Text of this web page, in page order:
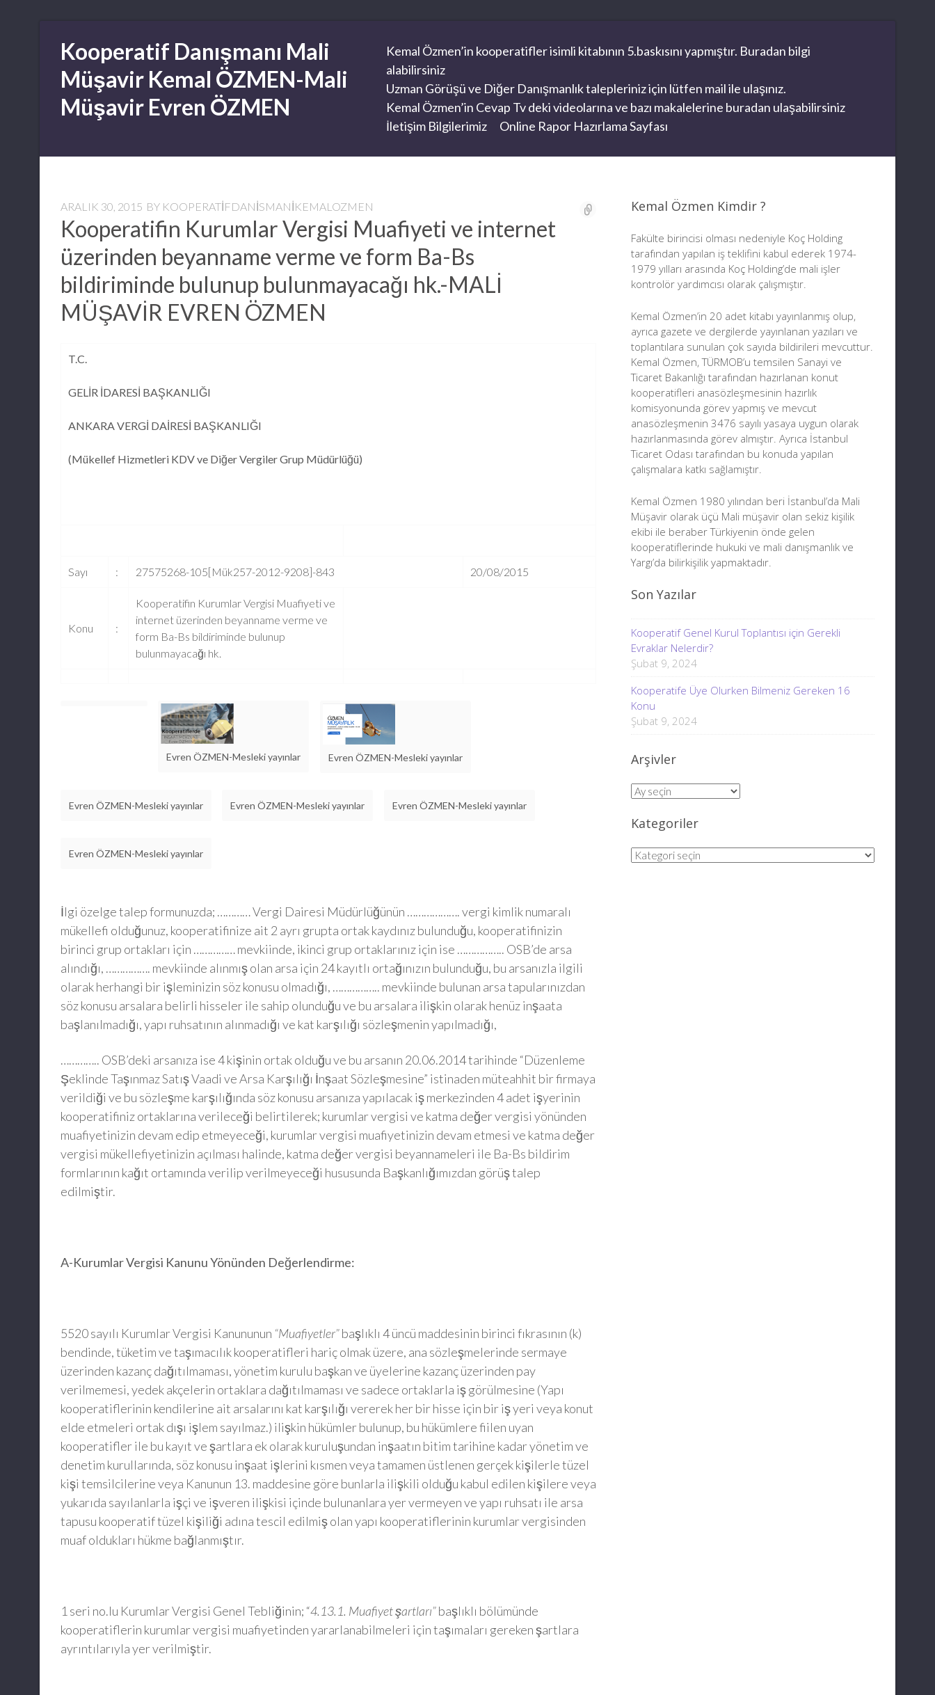
contentKooperatif Danışmanı Mali
Müşavir Kemal ÖZMEN-Mali
Müşavir Evren ÖZMEN
Kemal Özmen’in kooperatifler isimli kitabının 5.baskısını yapmıştır. Buradan bilgi
alabilirsiniz
Uzman Görüşü ve Diğer Danışmanlık talepleriniz için lütfen mail ile ulaşınız.
Kemal Özmen’in Cevap Tv deki videolarına ve bazı makalelerine buradan ulaşabilirsiniz
İletişim Bilgilerimiz
Online Rapor Hazırlama Sayfası
ARALIK 30, 2015 BY KOOPERATIFDANISMANIKEMALOZMEN
Kooperatifin Kurumlar Vergisi Muafiyeti ve internet
üzerinden beyanname verme ve form Ba-Bs
bildiriminde bulunup bulunmayacağı hk.-MALİ
MÜŞAVİR EVREN ÖZMEN
T.C.
GELİR İDARESİ BAŞKANLIĞI
ANKARA VERGİ DAİRESİ BAŞKANLIĞI
(Mükellef Hizmetleri KDV ve Diğer Vergiler Grup Müdürlüğü)
Sayı : 27575268-105[Mük257-2012-9208]-843 20/08/2015
Konu :
Kooperatifin Kurumlar Vergisi Muafiyeti ve
internet üzerinden beyanname verme ve
form Ba-Bs bildiriminde bulunup
bulunmayacağı hk.
Evren ÖZMEN-Mesleki yayınlar Evren ÖZMEN-Mesleki yayınlar
Evren ÖZMEN-Mesleki yayınlar Evren ÖZMEN-Mesleki yayınlar Evren ÖZMEN-Mesleki yayınlar
Evren ÖZMEN-Mesleki yayınlar
İlgi özelge talep formunuzda; ………… Vergi Dairesi Müdürlüğünün ………………. vergi kimlik numaralı
mükellefi olduğunuz, kooperatifinize ait 2 ayrı grupta ortak kaydınız bulunduğu, kooperatifinizin
birinci grup ortakları için …………… mevkiinde, ikinci grup ortaklarınız için ise …………….. OSB’de arsa
alındığı, ……………. mevkiinde alınmış olan arsa için 24 kayıtlı ortağınızın bulunduğu, bu arsanızla ilgili
olarak herhangi bir işleminizin söz konusu olmadığı, …………….. mevkiinde bulunan arsa tapularınızdan
söz konusu arsalara belirli hisseler ile sahip olunduğu ve bu arsalara ilişkin olarak henüz inşaata
başlanılmadığı, yapı ruhsatının alınmadığı ve kat karşılığı sözleşmenin yapılmadığı,
………….. OSB’deki arsanıza ise 4 kişinin ortak olduğu ve bu arsanın 20.06.2014 tarihinde “Düzenleme
Şeklinde Taşınmaz Satış Vaadi ve Arsa Karşılığı İnşaat Sözleşmesine” istinaden müteahhit bir firmaya
verildiği ve bu sözleşme karşılığında söz konusu arsanıza yapılacak iş merkezinden 4 adet işyerinin
kooperatifiniz ortaklarına verileceği belirtilerek; kurumlar vergisi ve katma değer vergisi yönünden
muafiyetinizin devam edip etmeyeceği, kurumlar vergisi muafiyetinizin devam etmesi ve katma değer
vergisi mükellefiyetinizin açılması halinde, katma değer vergisi beyannameleri ile Ba-Bs bildirim
formlarının kağıt ortamında verilip verilmeyeceği hususunda Başkanlığımızdan görüş talep
edilmiştir.
A-Kurumlar Vergisi Kanunu Yönünden Değerlendirme:
5520 sayılı Kurumlar Vergisi Kanununun “Muafiyetler”başlıklı 4 üncü maddesinin birinci fıkrasının (k)
bendinde, tüketim ve taşımacılık kooperatifleri hariç olmak üzere, ana sözleşmelerinde sermaye
üzerinden kazanç dağıtılmaması, yönetim kurulu başkan ve üyelerine kazanç üzerinden pay
verilmemesi, yedek akçelerin ortaklara dağıtılmaması ve sadece ortaklarla iş görülmesine (Yapı
kooperatiflerinin kendilerine ait arsalarını kat karşılığı vererek her bir hisse için bir iş yeri veya konut
elde etmeleri ortak dışı işlem sayılmaz.) ilişkin hükümler bulunup, bu hükümlere fiilen uyan
kooperatifler ile bu kayıt ve şartlara ek olarak kuruluşundan inşaatın bitim tarihine kadar yönetim ve
denetim kurullarında, söz konusu inşaat işlerini kısmen veya tamamen üstlenen gerçek kişilerle tüzel
kişi temsilcilerine veya Kanunun 13. maddesine göre bunlarla ilişkili olduğu kabul edilen kişilere veya
yukarıda sayılanlarla işçi ve işveren ilişkisi içinde bulunanlara yer vermeyen ve yapı ruhsatı ile arsa
tapusu kooperatif tüzel kişiliği adına tescil edilmiş olan yapı kooperatiflerinin kurumlar vergisinden
muaf oldukları hükme bağlanmıştır.
1 seri no.lu Kurumlar Vergisi Genel Tebliğinin; “4.13.1. Muafiyet şartları”başlıklı bölümünde
kooperatiflerin kurumlar vergisi muafiyetinden yararlanabilmeleri için taşımaları gereken şartlara
ayrıntılarıyla yer verilmiştir.
Kemal Özmen Kimdir ?
Fakülte birincisi olması nedeniyle Koç Holding
tarafından yapılan iş teklifini kabul ederek 1974-
1979 yılları arasında Koç Holding’de mali işler
kontrolör yardımcısı olarak çalışmıştır.
Kemal Özmen’in 20 adet kitabı yayınlanmış olup,
ayrıca gazete ve dergilerde yayınlanan yazıları ve
toplantılara sunulan çok sayıda bildirileri mevcuttur.
Kemal Özmen, TÜRMOB’u temsilen Sanayi ve
Ticaret Bakanlığı tarafından hazırlanan konut
kooperatifleri anasözleşmesinin hazırlık
komisyonunda görev yapmış ve mevcut
anasözleşmenin 3476 sayılı yasaya uygun olarak
hazırlanmasında görev almıştır. Ayrıca İstanbul
Ticaret Odası tarafından bu konuda yapılan
çalışmalara katkı sağlamıştır.
Kemal Özmen 1980 yılından beri İstanbul’da Mali
Müşavir olarak üçü Mali müşavir olan sekiz kişilik
ekibi ile beraber Türkiyenin önde gelen
kooperatiflerinde hukuki ve mali danışmanlık ve
Yargı’da bilirkişilik yapmaktadır.
Son Yazılar
Kooperatif Genel Kurul Toplantısı için Gerekli
Evraklar Nelerdir?
Şubat 9, 2024
Kooperatife Üye Olurken Bilmeniz Gereken 16
Konu
Şubat 9, 2024
Arşivler
Arşivler
Kategoriler
Kategoriler